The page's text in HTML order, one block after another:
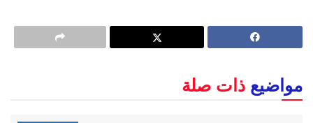
مواضيع ذات صلة